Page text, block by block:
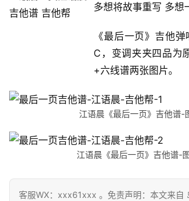
多想将故事重写 多想
《最后一页》吉他
C，变调夹夹四品为
+六线谱两张图片。
江语晨《最后一页》吉他谱-
江语晨《最后一页》吉他谱-
客服WX：xxx61xxx 。免责声明：本文来自